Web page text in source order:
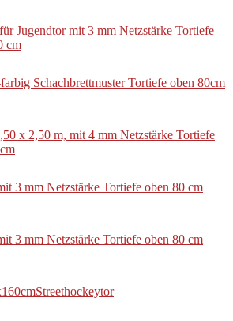
Jugendtor mit 3 mm Netzstärke Tortiefe
cm
Schachbrettmuster Tortiefe oben 80cm
x 2,50 m, mit 4 mm Netzstärke Tortiefe
3 mm Netzstärke Tortiefe oben 80 cm
3 mm Netzstärke Tortiefe oben 80 cm